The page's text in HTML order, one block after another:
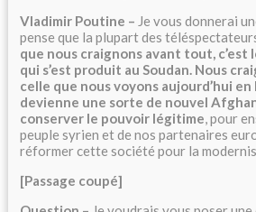
Vladimir Poutine – Je vous donnerai
pense que la plupart des
que nous craignons avant tout, c’est
qui s’est produit au Soudan. Nous
celle que nous voyons aujourd’hui
devienne une sorte de nouvel
conserver le pouvoir légitime, pour
peuple syrien et de nos partenaires
réformer cette société pour la
[Passage coupé]